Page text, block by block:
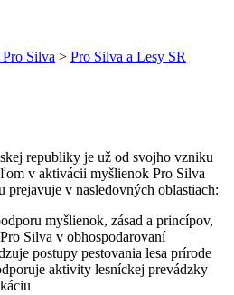
Silva > Pro Silva a Lesy SR
republiky je už od svojho vzniku
v aktivácii myšlienok Pro Silva
prejavuje v nasledovných oblastiach:
myšlienok, zásad a princípov,
Silva v obhospodarovaní
postupy pestovania lesa prírode
aktivity lesníckej prevádzky